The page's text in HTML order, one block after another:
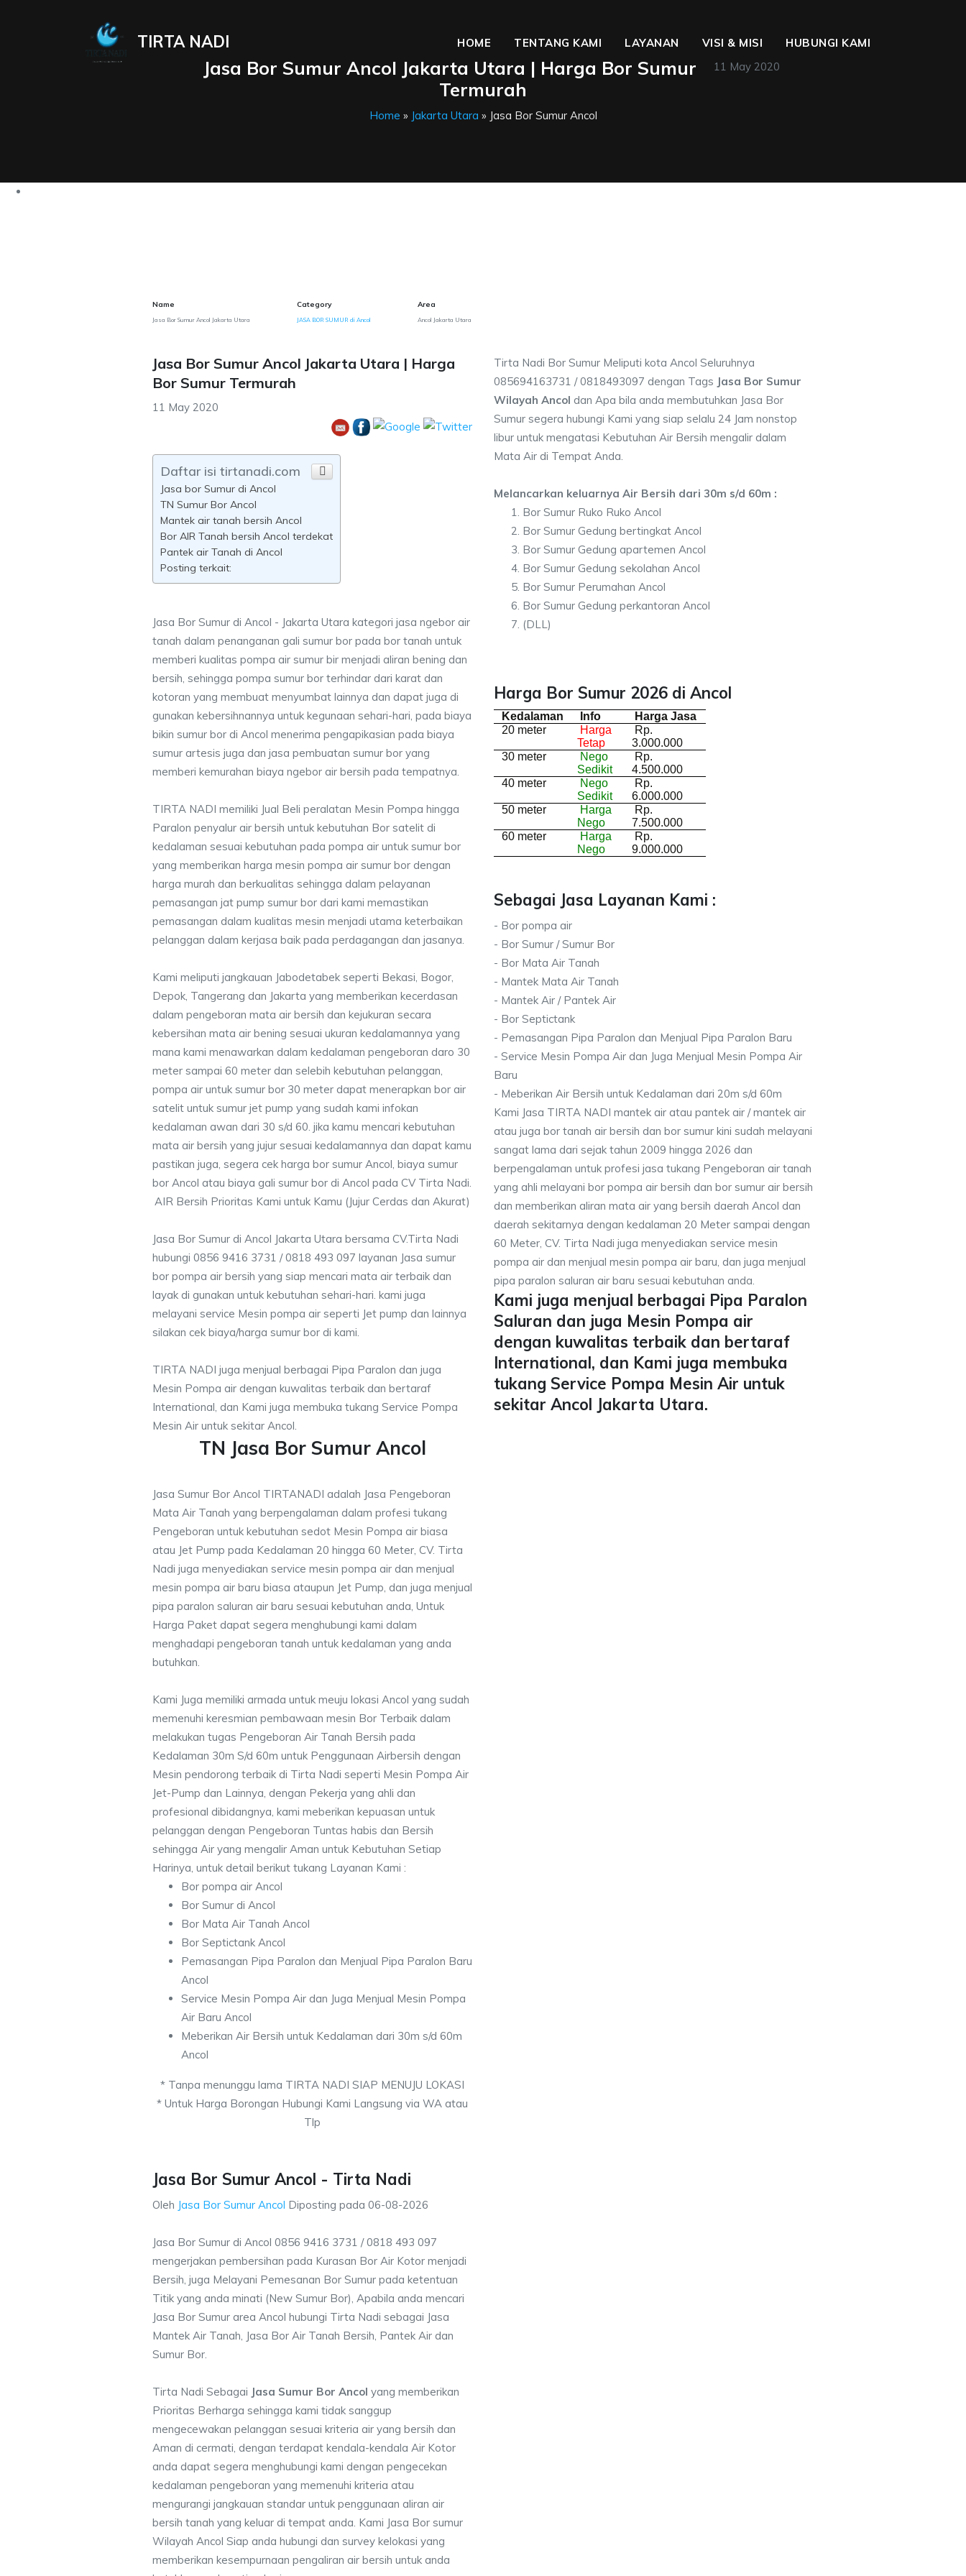
TIRTA NADI HOME TENTANG KAMI LAYANAN VISI & MISI
HUBUNGI KAMI
11 May 2020
Jasa Bor Sumur Ancol Jakarta Utara | Harga Bor Sumur
Termurah
Home » Jakarta Utara » Jasa Bor Sumur Ancol
Name
Jasa Bor Sumur Ancol Jakarta Utara
Category
JASA BOR SUMUR di Ancol
Area
Ancol Jakarta Utara
Jasa Bor Sumur Ancol Jakarta Utara | Harga
Bor Sumur Termurah
11 May 2020
Daftar isi tirtanadi.com
Jasa bor Sumur di Ancol
TN Sumur Bor Ancol
Mantek air tanah bersih Ancol
Bor AIR Tanah bersih Ancol terdekat
Pantek air Tanah di Ancol
Posting terkait:
Jasa Bor Sumur di Ancol - Jakarta Utara kategori jasa ngebor air
tanah dalam penanganan gali sumur bor pada bor tanah untuk
memberi kualitas pompa air sumur bir menjadi aliran bening dan
bersih, sehingga pompa sumur bor terhindar dari karat dan
kotoran yang membuat menyumbat lainnya dan dapat juga di
gunakan kebersihnannya untuk kegunaan sehari-hari, pada biaya
bikin sumur bor di Ancol menerima pengapikasian pada biaya
sumur artesis juga dan jasa pembuatan sumur bor yang
memberi kemurahan biaya ngebor air bersih pada tempatnya.
TIRTA NADI memiliki Jual Beli peralatan Mesin Pompa hingga
Paralon penyalur air bersih untuk kebutuhan Bor satelit di
kedalaman sesuai kebutuhan pada pompa air untuk sumur bor
yang memberikan harga mesin pompa air sumur bor dengan
harga murah dan berkualitas sehingga dalam pelayanan
pemasangan jat pump sumur bor dari kami memastikan
pemasangan dalam kualitas mesin menjadi utama keterbaikan
pelanggan dalam kerjasa baik pada perdagangan dan jasanya.
Kami meliputi jangkauan Jabodetabek seperti Bekasi, Bogor,
Depok, Tangerang dan Jakarta yang memberikan kecerdasan
dalam pengeboran mata air bersih dan kejukuran secara
kebersihan mata air bening sesuai ukuran kedalamannya yang
mana kami menawarkan dalam kedalaman pengeboran daro 30
meter sampai 60 meter dan selebih kebutuhan pelanggan,
pompa air untuk sumur bor 30 meter dapat menerapkan bor air
satelit untuk sumur jet pump yang sudah kami infokan
kedalaman awan dari 30 s/d 60. jika kamu mencari kebutuhan
mata air bersih yang jujur sesuai kedalamannya dan dapat kamu
pastikan juga, segera cek harga bor sumur Ancol, biaya sumur
bor Ancol atau biaya gali sumur bor di Ancol pada CV Tirta Nadi.
AIR Bersih Prioritas Kami untuk Kamu (Jujur Cerdas dan Akurat)
Jasa Bor Sumur di Ancol Jakarta Utara bersama CV.Tirta Nadi
hubungi 0856 9416 3731 / 0818 493 097 layanan Jasa sumur
bor pompa air bersih yang siap mencari mata air terbaik dan
layak di gunakan untuk kebutuhan sehari-hari. kami juga
melayani service Mesin pompa air seperti Jet pump dan lainnya
silakan cek biaya/harga sumur bor di kami.
TIRTA NADI juga menjual berbagai Pipa Paralon dan juga
Mesin Pompa air dengan kuwalitas terbaik dan bertaraf
International, dan Kami juga membuka tukang Service Pompa
Mesin Air untuk sekitar Ancol.
TN Jasa Bor Sumur Ancol
Jasa Sumur Bor Ancol TIRTANADI adalah Jasa Pengeboran
Mata Air Tanah yang berpengalaman dalam profesi tukang
Pengeboran untuk kebutuhan sedot Mesin Pompa air biasa
atau Jet Pump pada Kedalaman 20 hingga 60 Meter, CV. Tirta
Nadi juga menyediakan service mesin pompa air dan menjual
mesin pompa air baru biasa ataupun Jet Pump, dan juga menjual
pipa paralon saluran air baru sesuai kebutuhan anda, Untuk
Harga Paket dapat segera menghubungi kami dalam
menghadapi pengeboran tanah untuk kedalaman yang anda
butuhkan.
Kami Juga memiliki armada untuk meuju lokasi Ancol yang sudah
memenuhi keresmian pembawaan mesin Bor Terbaik dalam
melakukan tugas Pengeboran Air Tanah Bersih pada
Kedalaman 30m S/d 60m untuk Penggunaan Airbersih dengan
Mesin pendorong terbaik di Tirta Nadi seperti Mesin Pompa Air
Jet-Pump dan Lainnya, dengan Pekerja yang ahli dan
profesional dibidangnya, kami meberikan kepuasan untuk
pelanggan dengan Pengeboran Tuntas habis dan Bersih
sehingga Air yang mengalir Aman untuk Kebutuhan Setiap
Harinya, untuk detail berikut tukang Layanan Kami :
Bor pompa air Ancol
Bor Sumur di Ancol
Bor Mata Air Tanah Ancol
Bor Septictank Ancol
Pemasangan Pipa Paralon dan Menjual Pipa Paralon Baru
Ancol
Service Mesin Pompa Air dan Juga Menjual Mesin Pompa
Air Baru Ancol
Meberikan Air Bersih untuk Kedalaman dari 30m s/d 60m
Ancol
* Tanpa menunggu lama TIRTA NADI SIAP MENUJU LOKASI
* Untuk Harga Borongan Hubungi Kami Langsung via WA atau
Tlp
Tirta Nadi Bor Sumur Meliputi kota Ancol Seluruhnya
085694163731 / 0818493097 dengan Tags Jasa Bor Sumur
Wilayah Ancol dan Apa bila anda membutuhkan Jasa Bor
Sumur segera hubungi Kami yang siap selalu 24 Jam nonstop
libur untuk mengatasi Kebutuhan Air Bersih mengalir dalam
Mata Air di Tempat Anda.
Melancarkan keluarnya Air Bersih dari 30m s/d 60m :
Bor Sumur Ruko Ruko Ancol
Bor Sumur Gedung bertingkat Ancol
Bor Sumur Gedung apartemen Ancol
Bor Sumur Gedung sekolahan Ancol
Bor Sumur Perumahan Ancol
Bor Sumur Gedung perkantoran Ancol
(DLL)
Harga Bor Sumur 2026 di Ancol
Kedalaman Info
Harga Jasa
20 meter
Harga
Tetap
Rp.
3.000.000
30 meter
Nego
Sedikit
Rp.
4.500.000
40 meter
Nego
Sedikit
Rp.
6.000.000
50 meter
Harga
Nego
Rp.
7.500.000
60 meter
Harga
Nego
Rp.
9.000.000
Sebagai Jasa Layanan Kami :
- Bor pompa air
- Bor Sumur / Sumur Bor
- Bor Mata Air Tanah
- Mantek Mata Air Tanah
- Mantek Air / Pantek Air
- Bor Septictank
- Pemasangan Pipa Paralon dan Menjual Pipa Paralon Baru
- Service Mesin Pompa Air dan Juga Menjual Mesin Pompa Air
Baru
- Meberikan Air Bersih untuk Kedalaman dari 20m s/d 60m
Kami Jasa TIRTA NADI mantek air atau pantek air / mantek air
atau juga bor tanah air bersih dan bor sumur kini sudah melayani
sangat lama dari sejak tahun 2009 hingga 2026 dan
berpengalaman untuk profesi jasa tukang Pengeboran air tanah
yang ahli melayani bor pompa air bersih dan bor sumur air bersih
dan memberikan aliran mata air yang bersih daerah Ancol dan
daerah sekitarnya dengan kedalaman 20 Meter sampai dengan
60 Meter, CV. Tirta Nadi juga menyediakan service mesin
pompa air dan menjual mesin pompa air baru, dan juga menjual
pipa paralon saluran air baru sesuai kebutuhan anda.
Kami juga menjual berbagai Pipa Paralon
Saluran dan juga Mesin Pompa air
dengan kuwalitas terbaik dan bertaraf
International, dan Kami juga membuka
tukang Service Pompa Mesin Air untuk
sekitar Ancol Jakarta Utara.
Jasa Bor Sumur Ancol - Tirta Nadi
Oleh Jasa Bor Sumur Ancol Diposting pada 06-08-2026
Jasa Bor Sumur di Ancol 0856 9416 3731 / 0818 493 097
mengerjakan pembersihan pada Kurasan Bor Air Kotor menjadi
Bersih, juga Melayani Pemesanan Bor Sumur pada ketentuan
Titik yang anda minati (New Sumur Bor), Apabila anda mencari
Jasa Bor Sumur area Ancol hubungi Tirta Nadi sebagai Jasa
Mantek Air Tanah, Jasa Bor Air Tanah Bersih, Pantek Air dan
Sumur Bor.
Tirta Nadi Sebagai Jasa Sumur Bor Ancol yang memberikan
Prioritas Berharga sehingga kami tidak sanggup
mengecewakan pelanggan sesuai kriteria air yang bersih dan
Aman di cermati, dengan terdapat kendala-kendala Air Kotor
anda dapat segera menghubungi kami dengan pengecekan
kedalaman pengeboran yang memenuhi kriteria atau
mengurangi jangkauan standar untuk penggunaan aliran air
bersih tanah yang keluar di tempat anda. Kami Jasa Bor sumur
Wilayah Ancol Siap anda hubungi dan survey kelokasi yang
memberikan kesempurnaan pengaliran air bersih untuk anda